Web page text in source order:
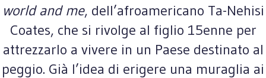
world and me, dell’afroamericano Ta-Nehisi
Coates, che si rivolge al figlio 15enne per
attrezzarlo a vivere in un Paese destinato al
peggio. Già l’idea di erigere una muraglia ai